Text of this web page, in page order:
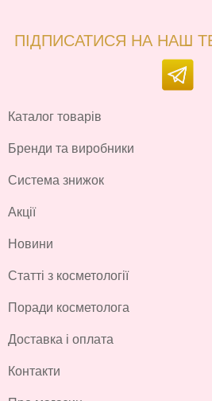
ПІДПИСАТИСЯ НА НАШ
Каталог товарів
Бренди та виробники
Система знижок
Акції
Новини
Статті з косметології
Поради косметолога
Доставка і оплата
Контакти